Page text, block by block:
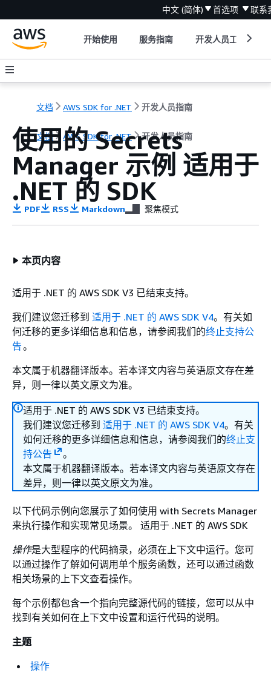
中文 (简体) 首选项 联系
开始使用 服务指南 开发人员工具
文档 AWS SDK for .NET 开发人员指南
文档 AWS SDK for .NET 开发人员指南
使用的 Secrets
Manager 示例 适用于
.NET 的 SDK
PDF RSS Markdown 聚焦模式
本页内容
适用于 .NET 的 AWS SDK V3 已结束支持。
我们建议您迁移到 适用于 .NET 的 AWS SDK V4。有关如
何迁移的更多详细信息和信息，请参阅我们的终止支持公
告。
本文属于机器翻译版本。若本译文内容与英语原文存在差
异，则一律以英文原文为准。
适用于 .NET 的 AWS SDK V3 已结束支持。
我们建议您迁移到 适用于 .NET 的 AWS SDK V4。有关
如何迁移的更多详细信息和信息，请参阅我们的终止支
持公告
。
本文属于机器翻译版本。若本译文内容与英语原文存在
差异，则一律以英文原文为准。
以下代码示例向您展示了如何使用 with Secrets Manager
来执行操作和实现常见场景。 适用于 .NET 的 AWS SDK
操作是大型程序的代码摘录，必须在上下文中运行。您可
以通过操作了解如何调用单个服务函数，还可以通过函数
相关场景的上下文查看操作。
每个示例都包含一个指向完整源代码的链接，您可以从中
找到有关如何在上下文中设置和运行代码的说明。
主题
操作